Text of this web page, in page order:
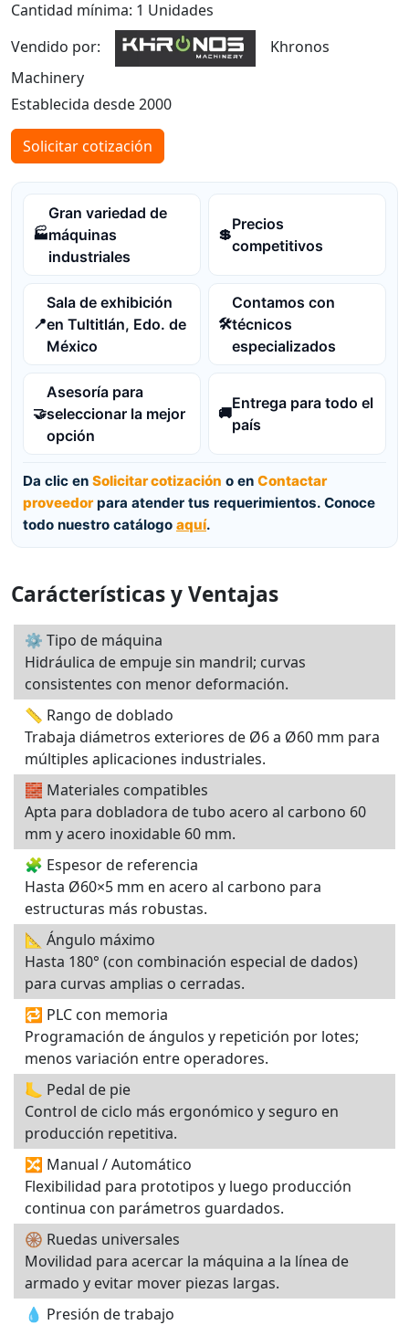
Cantidad mínima: 1 Unidades
Vendido por:
Khronos
Machinery
Establecida desde 2000
Solicitar cotización
🏭
Gran variedad de
máquinas
industriales
💲
Precios
competitivos
📍
Sala de exhibición
en Tultitlán, Edo. de
México
🛠️
Contamos con
técnicos
especializados
🤝
Asesoría para
seleccionar la mejor
opción
🚚
Entrega para todo el
país
Da clic en Solicitar cotización o en Contactar
proveedorpara atender tus requerimientos. Conoce
todo nuestro catálogo aquí.
Carácterísticas y Ventajas
⚙️ Tipo de máquina
Hidráulica de empuje sin mandril; curvas
consistentes con menor deformación.
📏 Rango de doblado
Trabaja diámetros exteriores de Ø6 a Ø60 mm para
múltiples aplicaciones industriales.
🧱 Materiales compatibles
Apta para dobladora de tubo acero al carbono 60
mm y acero inoxidable 60 mm.
🧩 Espesor de referencia
Hasta Ø60×5 mm en acero al carbono para
estructuras más robustas.
📐 Ángulo máximo
Hasta 180° (con combinación especial de dados)
para curvas amplias o cerradas.
🔁 PLC con memoria
Programación de ángulos y repetición por lotes;
menos variación entre operadores.
🦶 Pedal de pie
Control de ciclo más ergonómico y seguro en
producción repetitiva.
🔀 Manual / Automático
Flexibilidad para prototipos y luego producción
continua con parámetros guardados.
🛞 Ruedas universales
Movilidad para acercar la máquina a la línea de
armado y evitar mover piezas largas.
💧 Presión de trabajo